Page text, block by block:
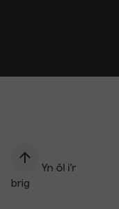
Yn ôl i’r
brig